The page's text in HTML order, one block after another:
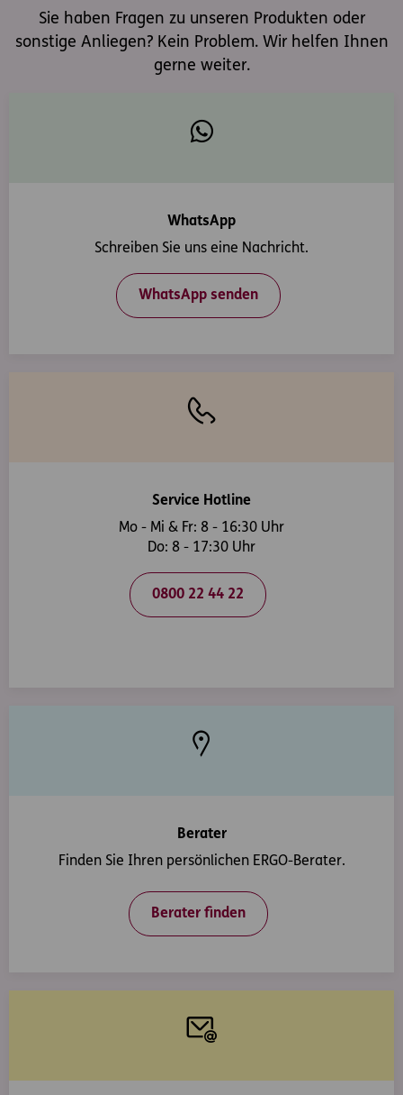
Sie haben Fragen zu unseren Produkten oder
sonstige Anliegen? Kein Problem. Wir helfen Ihnen
gerne weiter.
WhatsApp
Schreiben Sie uns eine Nachricht.
WhatsApp senden
Service Hotline
Mo - Mi & Fr: 8 - 16:30 Uhr
Do: 8 - 17:30 Uhr
0800 22 44 22
Berater
Finden Sie Ihren persönlichen ERGO-Berater.
Berater finden